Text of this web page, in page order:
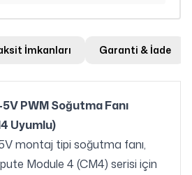
İmkanları Garanti & İade
PWM Soğutma Fanı
Uyumlu)
montaj tipi soğutma fanı,
Module 4 (CM4) serisi için